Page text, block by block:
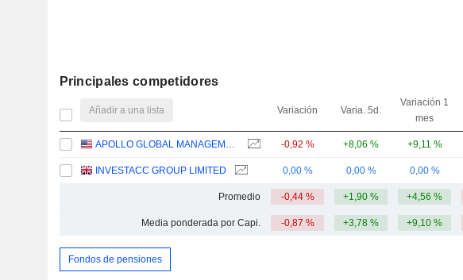
Principales competidores
Añadir a una lista Variación Varia. 5d.
Variación 1
mes
APOLLO GLOBAL MANAGEMENT, INC. -0,92 % +8,06 % +9,11 %
INVESTACC GROUP LIMITED 0,00 % 0,00 % 0,00 %
Promedio -0,44 % +1,90 % +4,56 %
Media ponderada por Capi. -0,87 % +3,78 % +9,10 %
Fondos de pensiones